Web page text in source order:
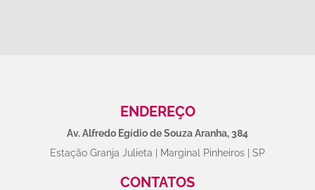
ENDEREÇO
Av. Alfredo Egídio de Souza Aranha, 384
Estação Granja Julieta | Marginal Pinheiros | SP
CONTATOS